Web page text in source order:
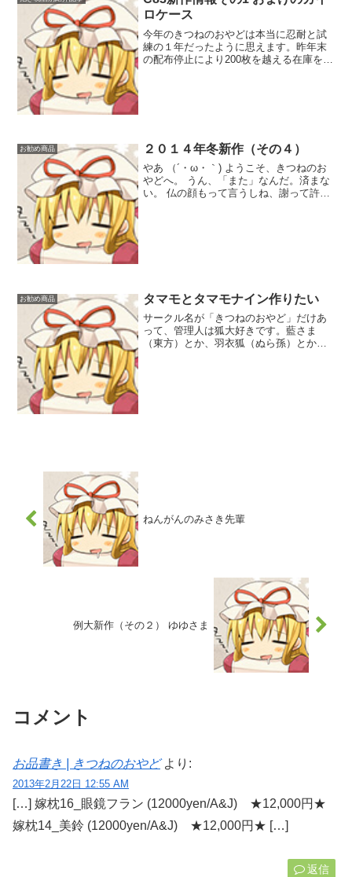
藍しゃま、1...
ロケース
今年のきつねのおやどは本当に忍耐と試
練の１年だったように思えます。昨年末
の配布停止により200枚を越える在庫を抱
お勧め商品 ２０１４年冬新作（その４）
やあ （´・ω・｀) ようこそ、きつねのお
やどへ。 うん、「また」なんだ。済まな
い。 仏の顔もって言うしね、謝って許し
お勧め商品 タマモとタマモナイン作りたい
サークル名が「きつねのおやど」だけあ
って、管理人は狐大好きです。藍さま
（東方）とか、羽衣狐（ぬら孫）とか、
ねんがんのみさき先輩
例大新作（その２） ゆゆさま
コメント
お品書き | きつねのおやど より:
2013年2月22日 12:55 AM
[…] 嫁枕16_眼鏡フラン (12000yen/A&J) ★12,000円★
嫁枕14_美鈴 (12000yen/A&J) ★12,000円★ […]
返信